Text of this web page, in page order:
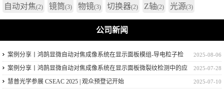
自动对焦(2) 镜筒(3) 物镜(3) 切换器(2) Z轴(2) 光源(3)
公司新闻
2025-08-06
案例分享丨鸿鹄显微自动对焦成像系统在显示面板模组-导电粒子检
测中的应用
2025-07-28
案例分享丨鸿鹄显微自动对焦成像系统在显示面板微裂纹检测中的应
用
2025-07-10
慧普光学参展 CSEAC 2025 | 观众预登记开始